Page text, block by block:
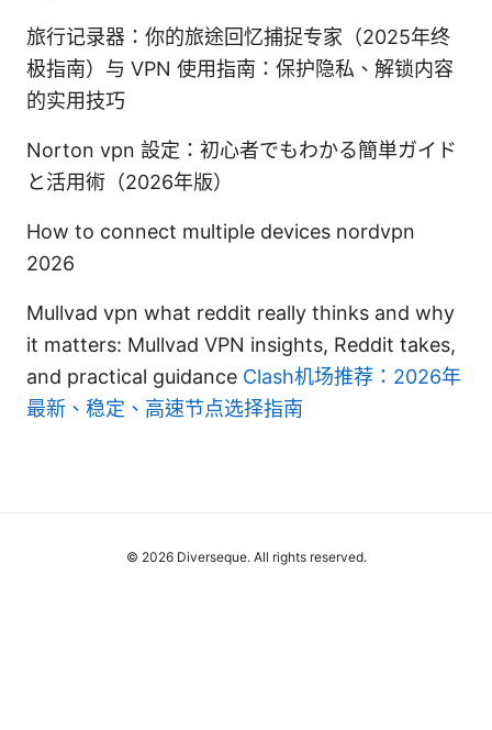
旅行记录器：你的旅途回忆捕捉专家（2025年终
极指南）与 VPN 使用指南：保护隐私、解锁内容
的实用技巧
Norton vpn 設定：初心者でもわかる簡単ガイド
と活用術（2026年版）
How to connect multiple devices nordvpn
2026
Mullvad vpn what reddit really thinks and why
it matters: Mullvad VPN insights, Reddit takes,
and practical guidance Clash机场推荐：2026年
最新、稳定、高速节点选择指南
© 2026 Diverseque. All rights reserved.